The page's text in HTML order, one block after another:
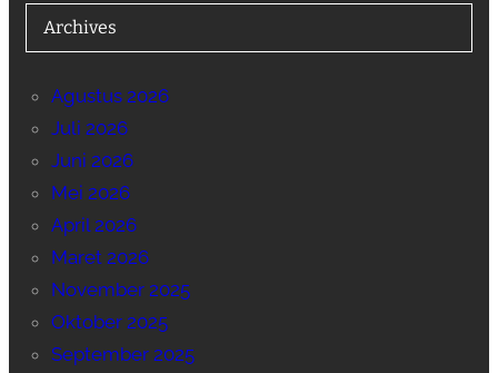
Archives
Agustus 2026
Juli 2026
Juni 2026
Mei 2026
April 2026
Maret 2026
November 2025
Oktober 2025
September 2025